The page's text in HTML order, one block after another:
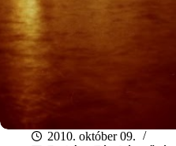
2010. október 09.